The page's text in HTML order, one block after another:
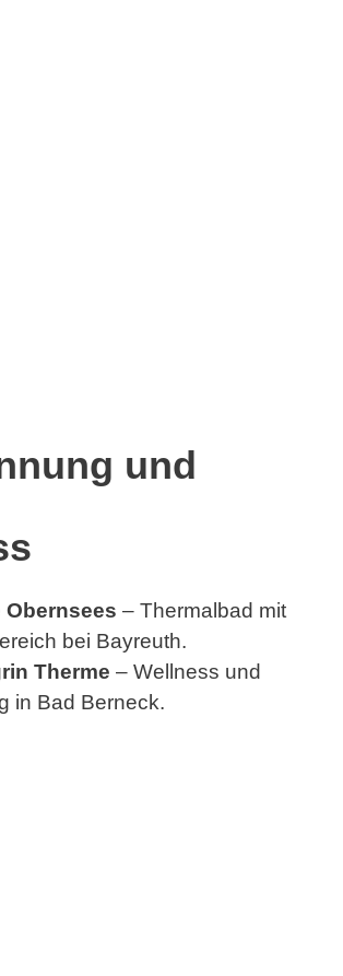
und
Obernsees – Thermalbad mit
bei Bayreuth.
Therme – Wellness und
in Bad Berneck.